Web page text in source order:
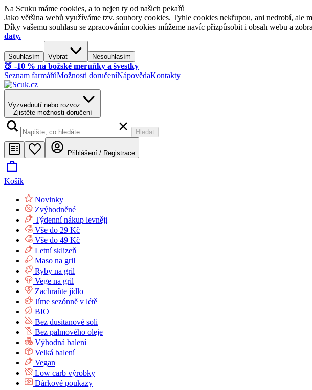
Na Scuku máme cookies, a to nejen ty od našich pekařů
Jako většina webů využíváme tzv. soubory cookies. Tyhle cookies nekřupou, ani nedrobí,
Díky vašemu souhlasu se zpracováním cookies můžeme navíc přizpůsobit i obsah webu a
daty.
Souhlasím Vybrat Nesouhlasím
🍑​ -10 % na božské meruňky a švestky
Seznam farmářůMožnosti doručeníNápovědaKontakty
Vyzvednutí nebo rozvoz
Zjistěte možnosti doručení
Hledat
Přihlášení / Registrace
Košík
Novinky
Zvýhodněné
Týdenní nákup levněji
Vše do 29 Kč
Vše do 49 Kč
Letní sklizeň
Maso na gril
Ryby na gril
Vege na gril
Zachraňte jídlo
Jíme sezónně v létě
BIO
Bez dusitanové soli
Bez palmového oleje
Výhodná balení
Velká balení
Vegan
Low carb výrobky
Dárkové poukazy